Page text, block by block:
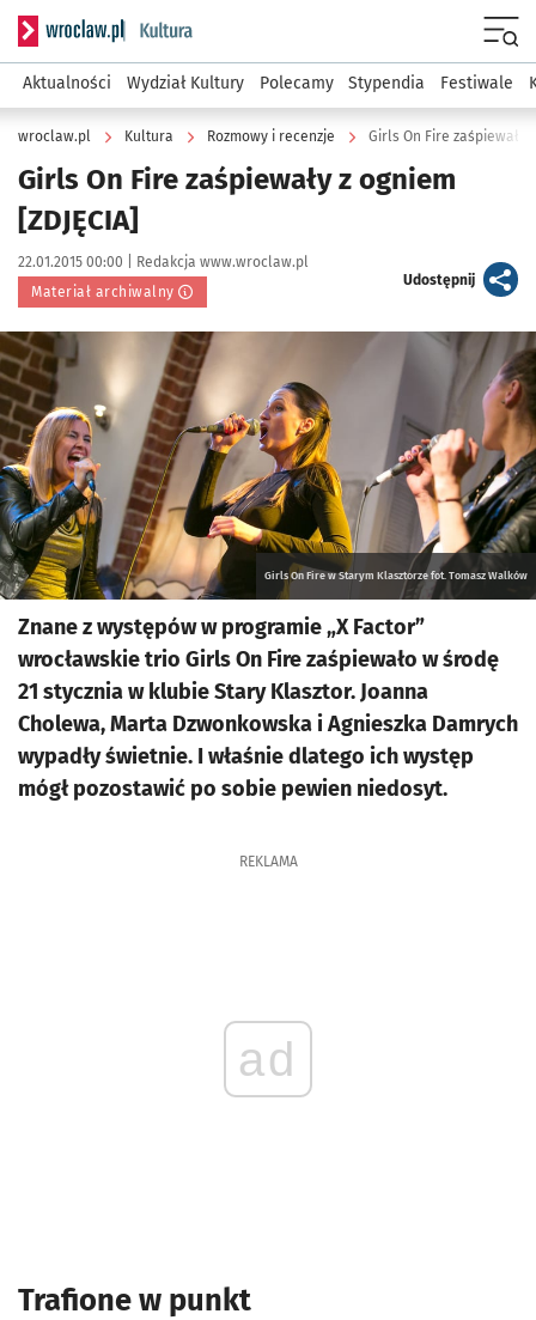
Serwis informacyjny wroclaw.pl podserwis: Kultura
Aktualności Wydział Kultury Polecamy Stypendia Festiwale
wroclaw.pl Kultura Rozmowy i recenzje Girls On Fire zaśpiewały
Girls On Fire zaśpiewały z ogniem
[ZDJĘCIA]
Data publikacji:
22.01.2015 00:00 | Autor:
Redakcja www.wroclaw.pl
Materiał archiwalny
Udostępnijartykuł
Kliknij, aby powiększyć
Girls On Fire w Starym Klasztorze fot. Tomasz Walków
Znane z występów w programie „X Factor”
wrocławskie trio Girls On Fire zaśpiewało w środę
21 stycznia w klubie Stary Klasztor. Joanna
Cholewa, Marta Dzwonkowska i Agnieszka Damrych
wypadły świetnie. I właśnie dlatego ich występ
mógł pozostawić po sobie pewien niedosyt.
REKLAMA
ad
Trafione w punkt